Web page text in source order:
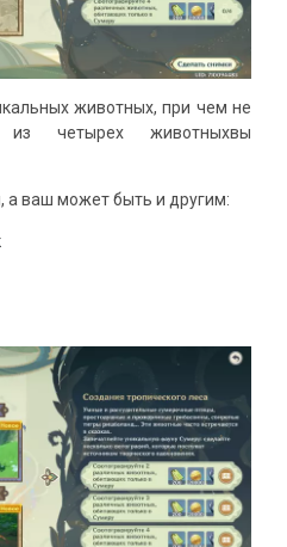
животных, при чем не
четырех животныхвы
а ваш может быть и другим: